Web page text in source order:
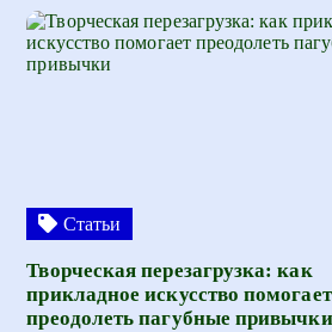
Статьи
Творческая перезагрузка: как
прикладное искусство помогает
преодолеть пагубные привычки